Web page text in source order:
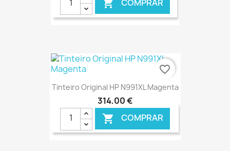
 COMPRAR
€ ONLINE
Tinteiro Original HP N991XL Magenta
314,00 €
 COMPRAR
favorite_border